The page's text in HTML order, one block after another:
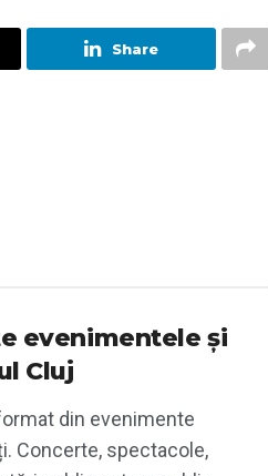
Share
evenimentele și
Cluj
din evenimente
Concerte, spectacole,